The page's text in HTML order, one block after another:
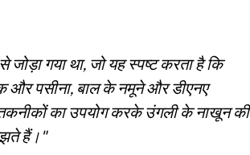
गया था, जो यह स्पष्ट करता है कि
और पसीना, बाल के नमूने और डीएनए
का उपयोग करके उंगली के नाखून की
हैं।"